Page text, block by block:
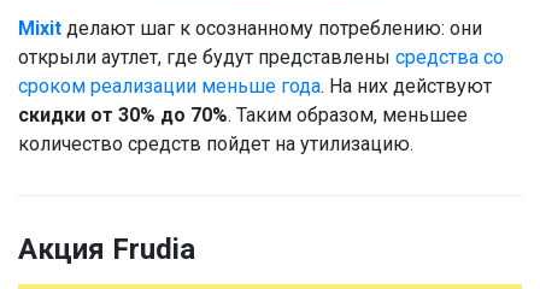
Mixit делают шаг к осознанному потреблению: они
открыли аутлет, где будут представлены средства со
сроком реализации меньше года. На них действуют
скидки от 30% до 70%. Таким образом, меньшее
количество средств пойдет на утилизацию.
Акция Frudia